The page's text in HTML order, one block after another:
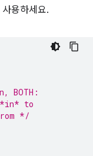
용하세요.
BOTH:
to
*/